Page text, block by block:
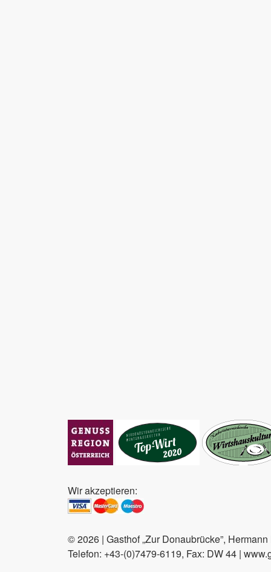
Wir akzeptieren:
© 2026 | Gasthof „Zur Donaubrücke”,
Telefon: +43-(0)7479-6119, Fax: DW 44 |